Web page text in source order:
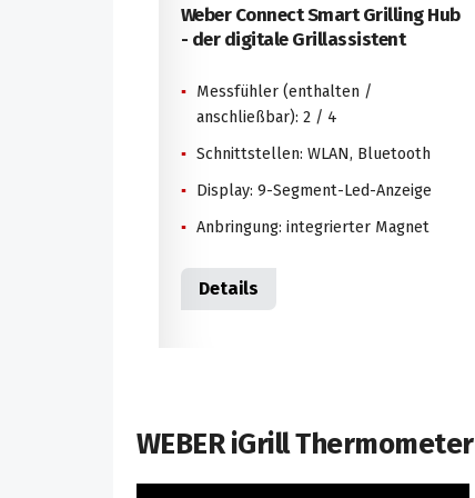
Weber Connect Smart Grilling Hub
- der digitale Grillassistent
Messfühler (enthalten /
anschließbar): 2 / 4
Schnittstellen: WLAN, Bluetooth
Display: 9-Segment-Led-Anzeige
Anbringung: integrierter Magnet
Details
WEBER iGrill Thermometer